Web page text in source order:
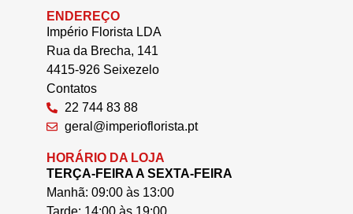
ENDEREÇO
Império Florista LDA
Rua da Brecha, 141
4415-926 Seixezelo
Contatos
22 744 83 88
geral@imperioflorista.pt
HORÁRIO DA LOJA
TERÇA-FEIRA A SEXTA-FEIRA
Manhã: 09:00 às 13:00